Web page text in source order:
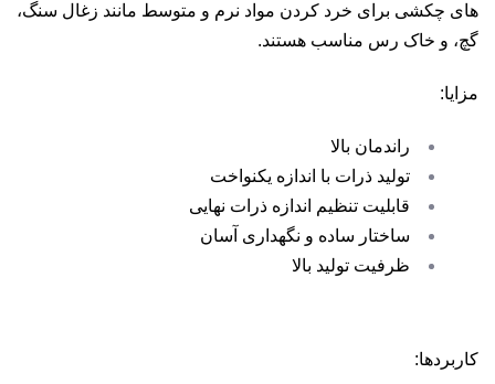
های چکشی برای خرد کردن مواد نرم و متوسط مانند زغال سنگ،
گچ، و خاک رس مناسب هستند.
مزایا:
راندمان بالا
تولید ذرات با اندازه یکنواخت
قابلیت تنظیم اندازه ذرات نهایی
ساختار ساده و نگهداری آسان
ظرفیت تولید بالا
کاربردها: